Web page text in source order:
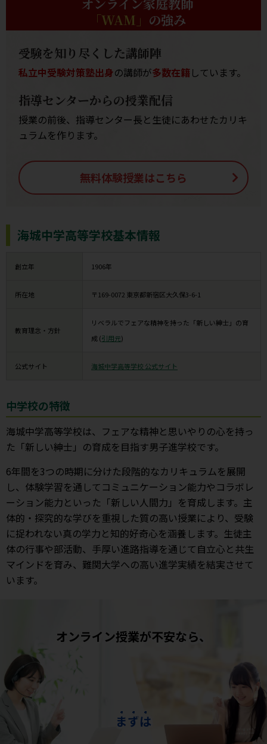
「WAM」 の強み
受験を知り尽くした講師陣
私立中受験対策塾出身の講師が多数在籍しています。
指導センターからの授業配信
授業の前後、指導センター長と生徒にあわせたカリキ
ュラムを作ります。
無料体験授業はこちら
海城中学高等学校基本情報
創立年 1906年
所在地 〒169-0072 東京都新宿区大久保3-6-1
教育理念・方針
リベラルでフェアな精神を持った「新しい紳士」の育
成 (引用元)
公式サイト 海城中学高等学校 公式サイト
中学校の特徴
海城中学高等学校は、フェアな精神と思いやりの心を持っ
た「新しい紳士」の育成を目指す男子進学校です。
6年間を3つの時期に分けた段階的なカリキュラムを展開
し、体験学習を通してコミュニケーション能力やコラボレ
ーション能力といった「新しい人間力」を育成します。主
体的・探究的な学びを重視した質の高い授業により、受験
に捉われない真の学力と知的好奇心を涵養します。生徒主
体の行事や部活動、手厚い進路指導を通じて自立心と共生
マインドを育み、難関大学への高い進学実績を結実させて
います。
オンライン授業が不安なら、
まず は